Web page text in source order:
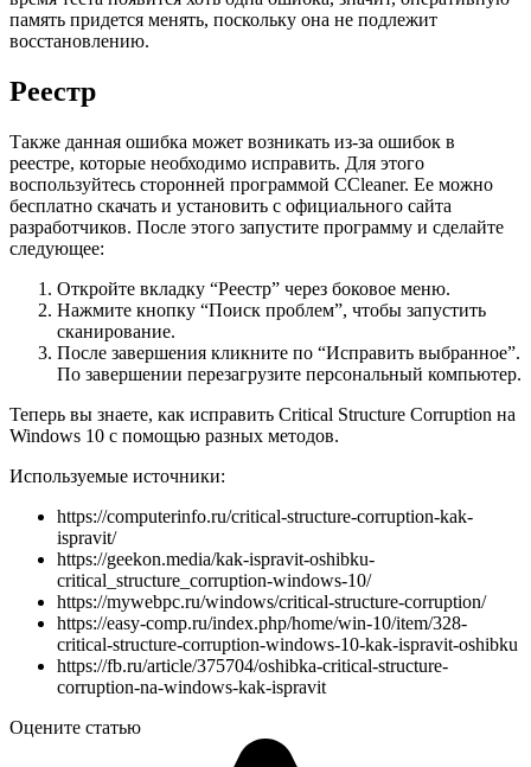
память придется менять, поскольку она не подлежит
восстановлению.
Реестр
Также данная ошибка может возникать из-за ошибок в
реестре, которые необходимо исправить. Для этого
воспользуйтесь сторонней программой CCleaner. Ее можно
бесплатно скачать и установить с официального сайта
разработчиков. После этого запустите программу и сделайте
следующее:
Откройте вкладку “Реестр” через боковое меню.
Нажмите кнопку “Поиск проблем”, чтобы запустить
сканирование.
После завершения кликните по “Исправить выбранное”.
По завершении перезагрузите персональный компьютер.
Теперь вы знаете, как исправить Critical Structure Corruption на
Windows 10 с помощью разных методов.
Используемые источники:
https://computerinfo.ru/critical-structure-corruption-kak-
ispravit/
https://geekon.media/kak-ispravit-oshibku-
critical_structure_corruption-windows-10/
https://mywebpc.ru/windows/critical-structure-corruption/
https://easy-comp.ru/index.php/home/win-10/item/328-
critical-structure-corruption-windows-10-kak-ispravit-oshibku
https://fb.ru/article/375704/oshibka-critical-structure-
corruption-na-windows-kak-ispravit
Оцените статью